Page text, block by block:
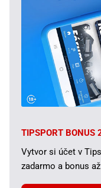
TIPSPORT BONUS
Vytvor si účet v
zadarmo a bonus